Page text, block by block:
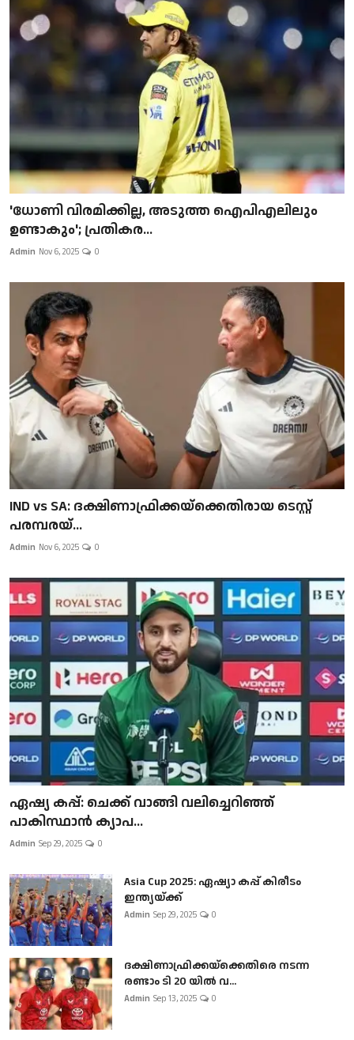
'ധോണി വിരമിക്കില്ല, അടുത്ത ഐപിഎലിലും
ഉണ്ടാകും'; പ്രതികര...
Admin Nov 6, 2025 0
IND vs SA: ദക്ഷിണാഫ്രിക്കയ്‌ക്കെതിരായ ടെസ്റ്റ്
പരമ്പരയ്...
Admin Nov 6, 2025 0
ഏഷ്യ കപ്പ്: ചെക്ക് വാങ്ങി വലിച്ചെറിഞ്ഞ്
പാകിസ്ഥാൻ ക്യാപ...
Admin Sep 29, 2025 0
Asia Cup 2025: ഏഷ്യാ കപ്പ് കിരീടം
ഇന്ത്യയ്ക്ക്
Admin Sep 29, 2025 0
ദക്ഷിണാഫ്രിക്കയ്‌ക്കെതിരെ നടന്ന
രണ്ടാം ടി 20 യിൽ വ...
Admin Sep 13, 2025 0